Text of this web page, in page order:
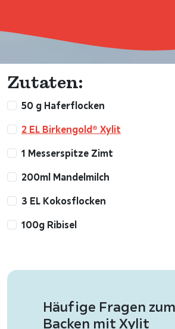
Zutaten:
50 g Haferflocken
2 EL Birkengold® Xylit
1 Messerspitze Zimt
200ml Mandelmilch
3 EL Kokosflocken
100g Ribisel
Häufige Fragen zum
Backen mit Xylit